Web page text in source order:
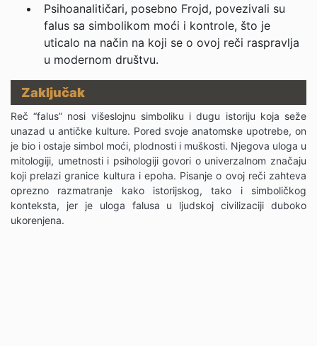
Psihoanalitičari, posebno Frojd, povezivali su
falus sa simbolikom moći i kontrole, što je
uticalo na način na koji se o ovoj reči raspravlja
u modernom društvu.
Zaključak
Reč “falus” nosi višeslojnu simboliku i dugu istoriju koja seže
unazad u antičke kulture. Pored svoje anatomske upotrebe, on
je bio i ostaje simbol moći, plodnosti i muškosti. Njegova uloga u
mitologiji, umetnosti i psihologiji govori o univerzalnom značaju
koji prelazi granice kultura i epoha. Pisanje o ovoj reči zahteva
oprezno razmatranje kako istorijskog, tako i simboličkog
konteksta, jer je uloga falusa u ljudskoj civilizaciji duboko
ukorenjena.